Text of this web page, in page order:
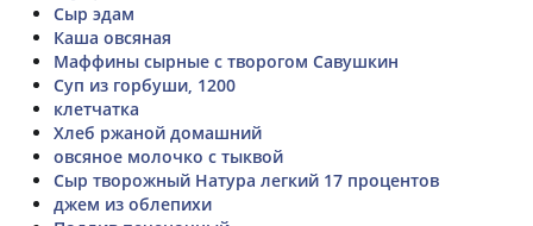
Сыр эдам
Каша овсяная
Маффины сырные с творогом Савушкин
Суп из горбуши, 1200
клетчатка
Хлеб ржаной домашний
овсяное молочко с тыквой
Сыр творожный Натура легкий 17 процентов
джем из облепихи